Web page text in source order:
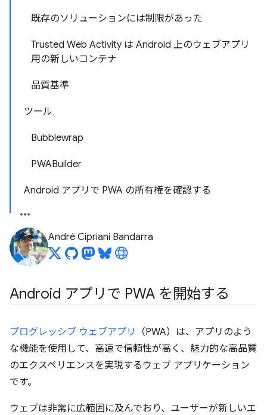
既存のソリューションには制限があった
Trusted Web Activity は Android 上のウェブアプリ
用の新しいコンテナ
品質基準
ツール
Bubblewrap
PWABuilder
Android アプリで PWA の所有権を確認する
André Cipriani Bandarra
Android アプリで PWA を開始する
プログレッシブ ウェブアプリ
（PWA）は、アプリのよう
な機能を使用して、高速で信頼性が高く、魅力的な高品質
のエクスペリエンスを実現するウェブ アプリケーション
です。
ウェブは非常に広範囲に及んでおり、ユーザーが新しいエ